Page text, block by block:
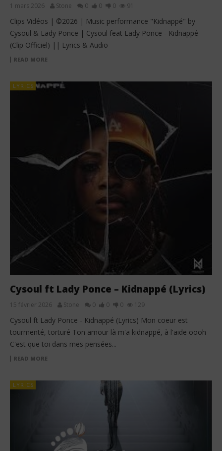
1 mars 2026 Stone 0 0 0 91
Clips Vidéos | ©2026 | Music performance "Kidnappé" by
Cysoul & Lady Ponce | Cysoul feat Lady Ponce - Kidnappé
(Clip Officiel) || Lyrics & Audio
READ MORE
LYRICS
Cysoul ft Lady Ponce – Kidnappé (Lyrics)
15 février 2026 Stone 0 0 0 129
Cysoul ft Lady Ponce - Kidnappé (Lyrics) Mon coeur est
tourmenté, torturé Ton amour là m'a kidnappé, à l'aide oooh
C'est que toi dans mes pensées...
READ MORE
LYRICS